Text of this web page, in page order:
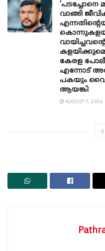
വാങ്ങി
കേരള
എന്നോട്
പകയും
ആയങ്കി
AUGUST 7, 2026